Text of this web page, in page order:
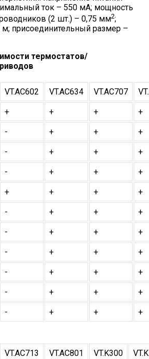
ток – 550 мА; мощность
(2 шт.) – 0,75 мм2;
присоединительный размер –
термостатов/
VT.AC602 VT.AC634 VT.AC707
+ + + +
- + + +
- + + +
- + + +
+ + + +
- + + +
- + + +
- + + +
- + + +
- + + +
- + + +
VT.AC713 VT.AC801 VT.K300